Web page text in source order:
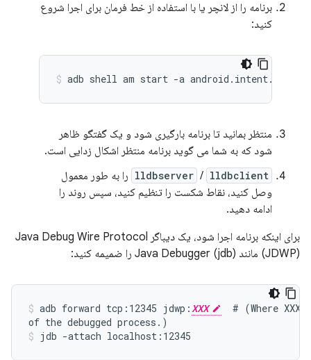
برنامه را از لانچر یا با استفاده از خط فرمان برای اجرا شروع
کنید:
adb shell am start -a
منتظر بمانید تا برنامه بارگیری شود و یک گفتگو ظاهر
شود که به شما می گوید برنامه منتظر اشکال زدایی است.
lldbserver / lldbclient
را به طور معمول
وصل کنید، نقاط شکست را تنظیم کنید، سپس روند را
ادامه دهید.
برای اینکه برنامه اجرا شود، یک دیباگر Java Debug Wire Protocol
(JDWP) مانند Java Debugger (jdb) را ضمیمه کنید:
adb forward tcp:12345 jdwp:XXX
# (Where XXX
of the debugged process.)
jdb -attach localhost:12345